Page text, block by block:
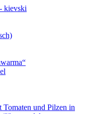
kievski
Tomaten und Pilzen in